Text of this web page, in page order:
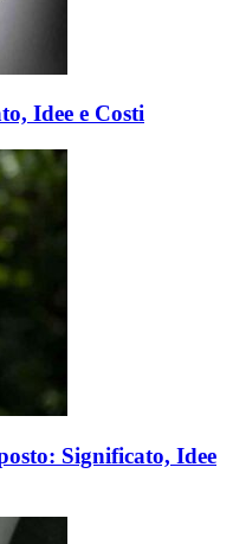
Idee e Costi
Significato, Idee